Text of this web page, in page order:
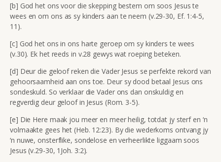
[b] God het ons voor die skepping bestem om soos Jesus te
wees en om ons as sy kinders aan te neem (v.29-30, Ef. 1:4-5,
11).
[c] God het ons in ons harte geroep om sy kinders te wees
(v.30). Ek het reeds in v.28 gewys wat roeping beteken.
[d] Deur die geloof reken die Vader Jesus se perfekte rekord van
gehoorsaamheid aan ons toe. Deur sy dood betaal Jesus ons
sondeskuld. So verklaar die Vader ons dan onskuldig en
regverdig deur geloof in Jesus (Rom. 3-5).
[e] Die Here maak jou meer en meer heilig, totdat jy sterf en ‘n
volmaakte gees het (Heb. 12:23). By die wederkoms ontvang jy
‘n nuwe, onsterflike, sondelose en verheerlikte liggaam soos
Jesus (v.29-30, 1Joh. 3:2).